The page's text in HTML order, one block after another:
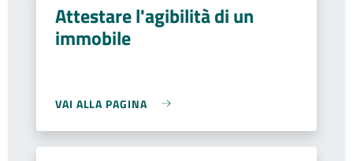
Attestare l'agibilità di un
immobile
VAI ALLA PAGINA